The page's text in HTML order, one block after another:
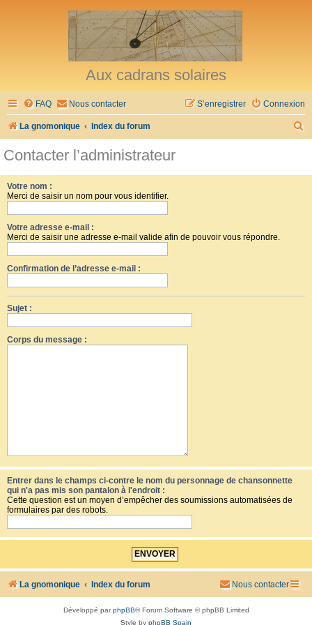
Aux cadrans solaires
FAQ Nous contacter Connexion
S’enregistrer
La gnomonique Index du forum
Contacter l’administrateur
Votre nom :
Merci de saisir un nom pour vous identifier.
Votre adresse e-mail :
Merci de saisir une adresse e-mail valide afin de pouvoir vous répondre.
Confirmation de l’adresse e-mail :
Sujet :
Corps du message :
Entrer dans le champs ci-contre le nom du personnage de chansonnette
qui n'a pas mis son pantalon à l'endroit :
Cette question est un moyen d’empêcher des soumissions automatisées de
formulaires par des robots.
La gnomonique Index du forum Nous contacter
Développé parphpBB® Forum Software © phpBB Limited
Style by phpBB Spain